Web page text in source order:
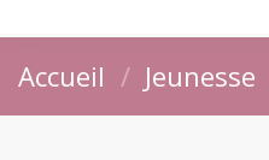
Accueil Jeunesse